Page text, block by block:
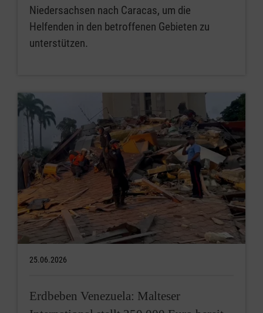
Niedersachsen nach Caracas, um die
Helfenden in den betroffenen Gebieten zu
unterstützen.
25.06.2026
Erdbeben Venezuela: Malteser